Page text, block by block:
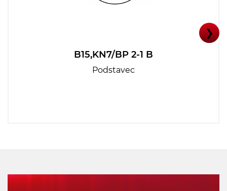
B15,KN7/BP 2-1 B
Podstavec
❯